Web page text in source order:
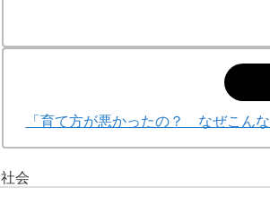
「育て方が悪かったの？ なぜこん
社会